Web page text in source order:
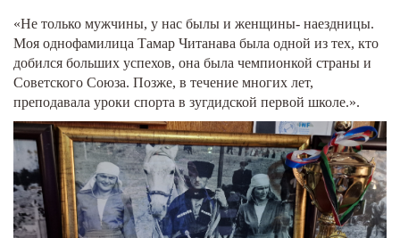
«Не только мужчины, у нас былы и женщины- наездницы.
Моя однофамилица Тамар Читанава была одной из тех, кто
добился больших успехов, она была чемпионкой страны и
Советского Союза. Позже, в течение многих лет,
преподавала уроки спорта в зугдидской первой школе.».